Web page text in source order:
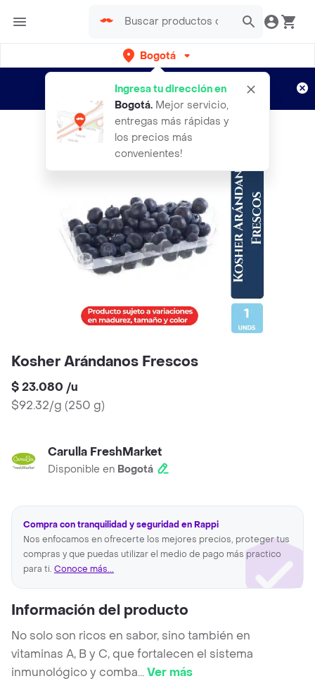
Bogotá
Ingresa tu dirección en
Bogotá. Mejor servicio,
entregas más rápidas y
los precios más
convenientes!
envíos gratis por semanas
Aplican TyC
Kosher Arándanos Frescos
$ 23.080 /u
$92.32/g (250 g)
Carulla FreshMarket
Disponible en Bogotá
Compra con tranquilidad y seguridad en Rappi
Nos enfocamos en ofrecerte los mejores precios, proteger tus
compras y que puedas utilizar el medio de pago más practico
para ti. Conoce más...
Información del producto
No solo son ricos en sabor, sino también en
vitaminas A, B y C, que fortalecen el sistema
inmunológico y comba...Ver más